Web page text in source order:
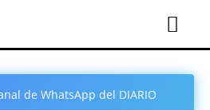
de WhatsApp del DIARIO